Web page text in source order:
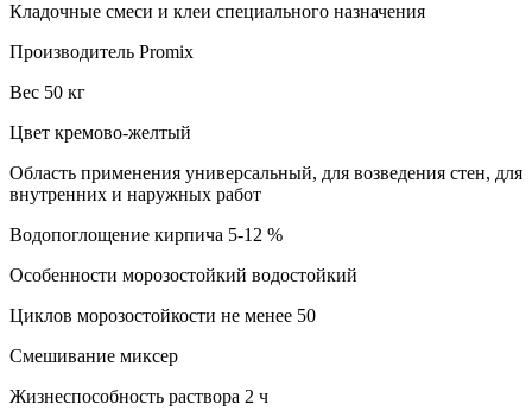
Кладочные смеси и клеи специального назначения
Производитель Promix
Вес 50 кг
Цвет кремово-желтый
Область применения универсальный, для возведения стен, для
внутренних и наружных работ
Водопоглощение кирпича 5-12 %
Особенности морозостойкий водостойкий
Циклов морозостойкости не менее 50
Смешивание миксер
Жизнеспособность раствора 2 ч